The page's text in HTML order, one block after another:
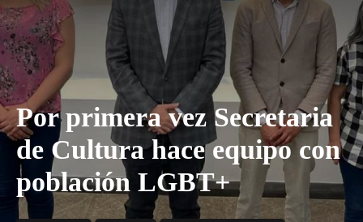
Por primera vez Secretaria
de Cultura hace equipo con
población LGBT+